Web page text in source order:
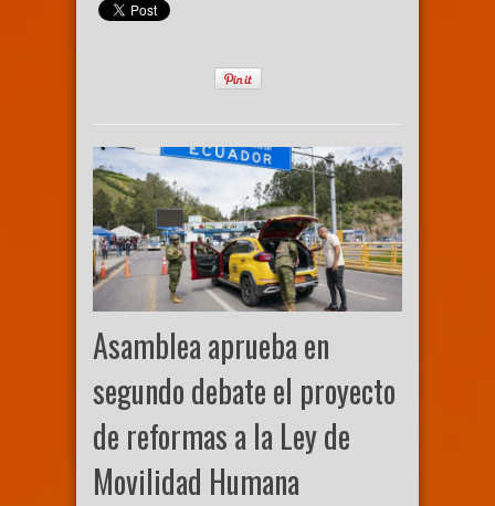
Asamblea aprueba en
segundo debate el proyecto
de reformas a la Ley de
Movilidad Humana